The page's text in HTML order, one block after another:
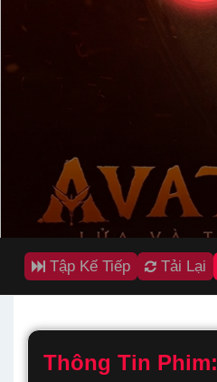
Tập Kế Tiếp Tải Lại
Thông Tin Phim: